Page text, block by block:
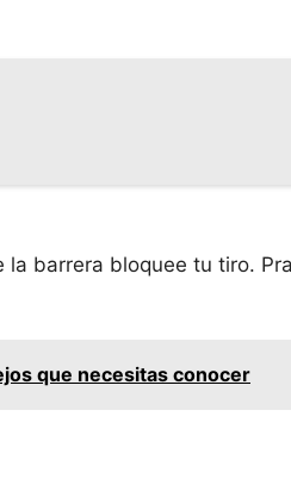
barrera bloquee tu tiro.
que necesitas conocer